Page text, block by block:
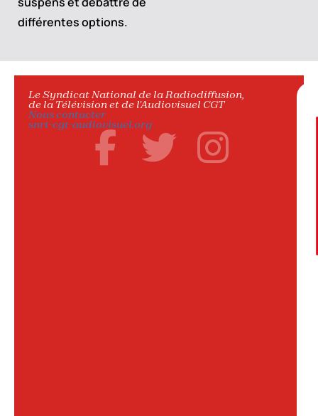
différentes options.
Le Syndicat National de la Radiodiffusion,
de la Télévision et de l'Audiovisuel CGT
Nous contacter
snrt-cgt-audiovisuel.org